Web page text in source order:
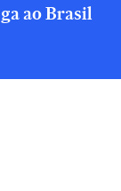
ao Brasil